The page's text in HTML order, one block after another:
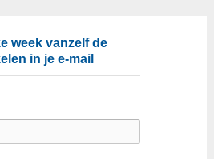
week vanzelf de
in je e-mail